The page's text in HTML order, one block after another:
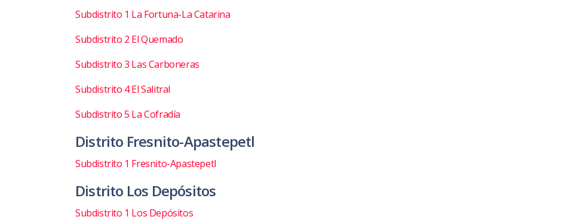
Subdistrito 1 La Fortuna-La Catarina
Subdistrito 2 El Quemado
Subdistrito 3 Las Carboneras
Subdistrito 4 El Salitral
Subdistrito 5 La Cofradía
Distrito Fresnito-Apastepetl
Subdistrito 1 Fresnito-Apastepetl
Distrito Los Depósitos
Subdistrito 1 Los Depósitos